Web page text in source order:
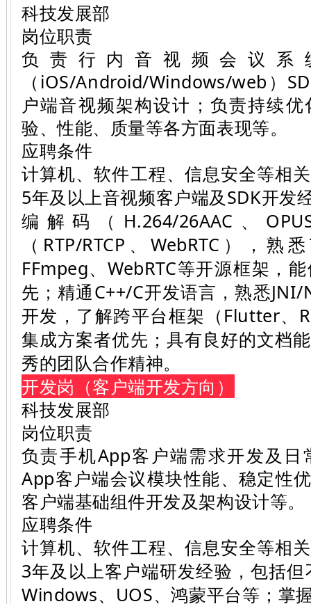
科技发展部
岗位职责
负责行内音视频会议系
（iOS/Android/Windows/web）
户端音视频架构设计；负责持续
验、性能、质量等各方面表现等。
应聘条件
计算机、软件工程、信息安全等相
5年及以上音视频客户端及SDK开发
编解码（H.264/26AAC、
（RTP/RTCP、WebRTC），熟
FFmpeg、WebRTC等开源框架，
先；精通C++/C开发语言，熟悉JNI/
开发，了解跨平台框架（Flutter、
集成方案者优先；具有良好的文档
秀的团队合作精神。
开发岗（客户端开发方向）
科技发展部
岗位职责
负责手机App客户端需求开发及
App客户端会议模块性能、稳定性
客户端基础组件开发及架构设计等。
应聘条件
计算机、软件工程、信息安全等相
3年及以上客户端研发经验，包括
Windows、UOS、鸿蒙平台等；掌